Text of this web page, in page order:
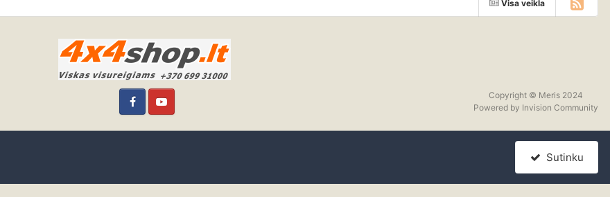
Visa veikla
FacebookYouTube
Copyright © Meris 2024
Powered by Invision Community
Sutinku